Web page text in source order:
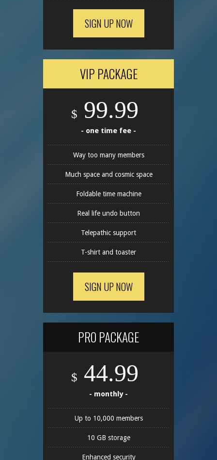
SIGN UP NOW
VIP PACKAGE
$ 99.99
- one time fee -
Way too many members
Much space and cosmic space
Foldable time machine
Real life undo button
Telepathic support
T-shirt and toaster
SIGN UP NOW
PRO PACKAGE
$ 44.99
- monthly -
Up to 10,000 members
10 GB storage
Enhanced security